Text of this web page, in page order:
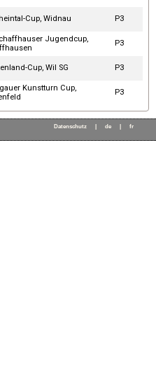
Cup, Widnau P3
Jugendcup,
P3
Cup, Wil SG P3
Kunstturn Cup,
P3
Datenschutz de fr